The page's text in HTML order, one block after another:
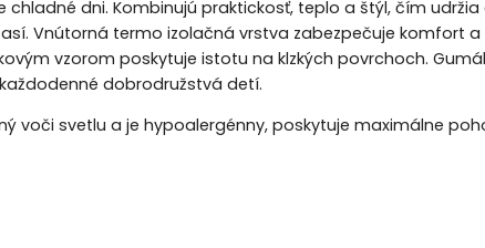
dni. Kombinujú praktickosť, teplo a štýl, čím udržia
Vnútorná termo izolačná vrstva zabezpečuje komfort
vzorom poskytuje istotu na klzkých povrchoch.
dobrodružstvá detí.
voči svetlu a je hypoalergénny, poskytuje maximálne